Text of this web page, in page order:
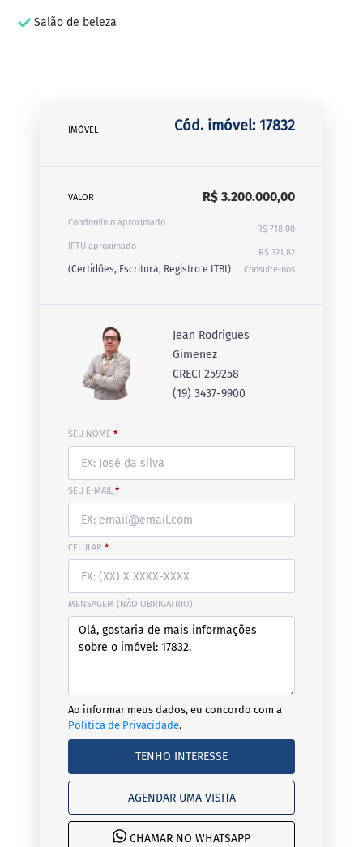
Salão de beleza
IMÓVEL Cód. imóvel: 17832
VALOR R$ 3.200.000,00
Condomínio aproximado
R$ 718,00
IPTU aproximado
R$ 321,82
(Certidões, Escritura, Registro e ITBI) Consulte-nos
Jean Rodrigues
Gimenez
CRECI 259258
(19) 3437-9900
SEU NOME *
SEU E-MAIL *
CELULAR *
MENSAGEM (NÃO OBRIGATRIO)
Ao informar meus dados, eu concordo com a
Política de Privacidade.
TENHO INTERESSE
AGENDAR UMA VISITA
CHAMAR NO WHATSAPP